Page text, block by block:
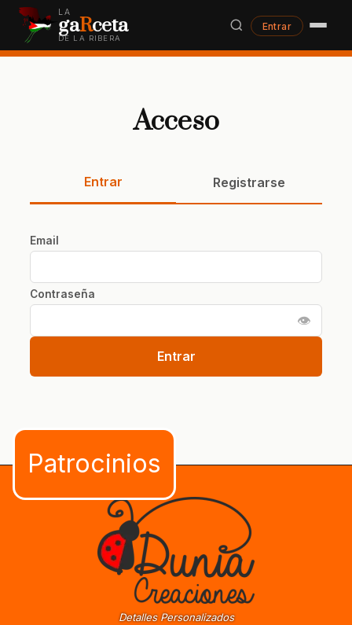
LA
gaRceta
DE LA RIBERA
Entrar
Acceso
Entrar Registrarse
Email
Contraseña
👁
Entrar
Detalles Personalizados